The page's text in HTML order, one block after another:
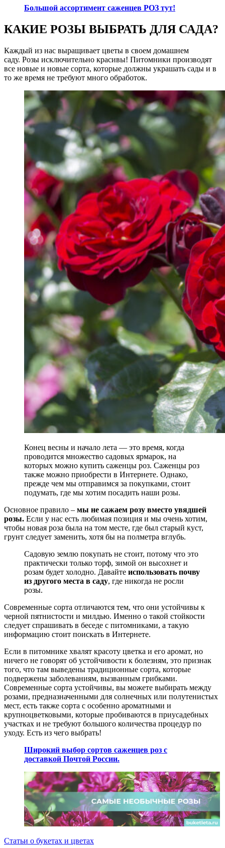
Большой ассортимент саженцев РОЗ тут!
КАКИЕ РОЗЫ ВЫБРАТЬ ДЛЯ САДА?
Каждый из нас выращивает цветы в своем домашнем
саду. Розы исключительно красивы! Питомники производят
все новые и новые сорта, которые должны украшать сады и в
то же время не требуют много обработок.
Конец весны и начало лета — это время, когда
проводится множество садовых ярмарок, на
которых можно купить саженцы роз. Саженцы роз
также можно приобрести в Интернете. Однако,
прежде чем мы отправимся за покупками, стоит
подумать, где мы хотим посадить наши розы.
Основное правило – мы не сажаем розу вместо увядшей
розы. Если у нас есть любимая позиция и мы очень хотим,
чтобы новая роза была на том месте, где был старый куст,
грунт следует заменить, хотя бы на полметра вглубь.
Садовую землю покупать не стоит, потому что это
практически только торф, зимой он высохнет и
розам будет холодно. Давайте использовать почву
из другого места в саду, где никогда не росли
розы.
Современные сорта отличаются тем, что они устойчивы к
черной пятнистости и милдью. Именно о такой стойкости
следует спрашивать в беседе с питомниками, а такую ​​
информацию стоит поискать в Интернете.
Если в питомнике хвалят красоту цветка и его аромат, но
ничего не говорят об устойчивости к болезням, это признак
того, что там выведены традиционные сорта, которые
подвержены заболеваниям, вызванным грибками.
Современные сорта устойчивы, вы можете выбирать между
розами, предназначенными для солнечных или полутенистых
мест, есть также сорта с особенно ароматными и
крупноцветковыми, которые пробиваются в приусадебных
участках и не требуют большого количества процедур по
уходу. Есть из чего выбрать!
Широкий выбор сортов саженцев роз с
доставкой Почтой России.
Статьи о букетах и цветах